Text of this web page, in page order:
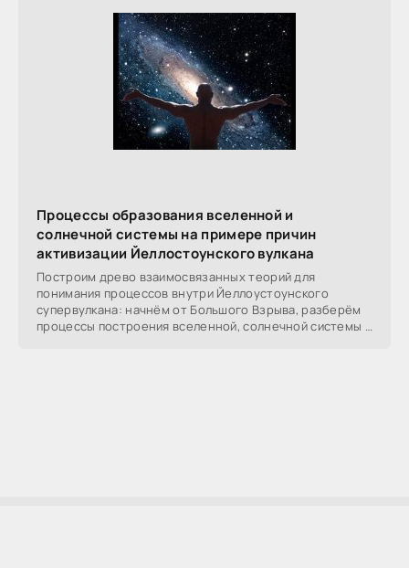
Процессы образования вселенной и
солнечной системы на примере причин
активизации Йеллостоунского вулкана
Построим древо взаимосвязанных теорий для
понимания процессов внутри Йеллоустоунского
супервулкана: начнём от Большого Взрыва, разберём
процессы построения вселенной, солнечной системы в